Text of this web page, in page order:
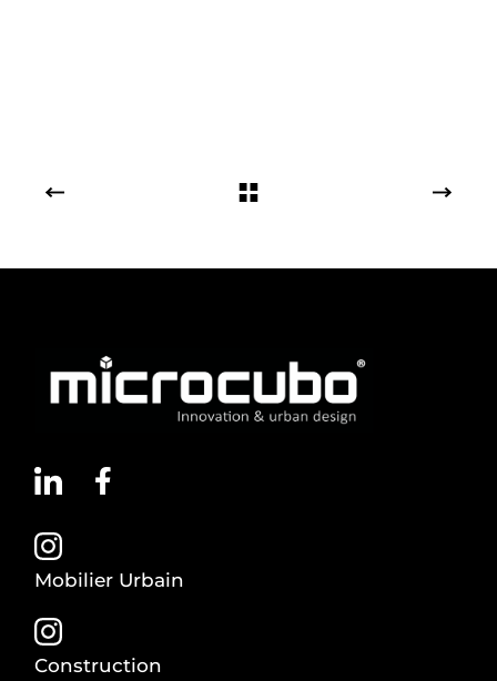
Mobilier Urbain
Construction